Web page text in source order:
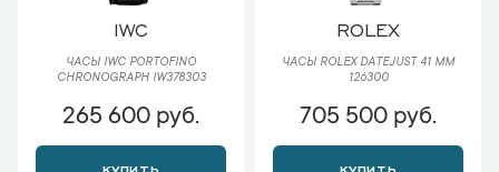
IWC
ЧАСЫ IWC PORTOFINO
CHRONOGRAPH IW378303
265 600 руб.
КУПИТЬ
ROLEX
ЧАСЫ ROLEX DATEJUST 41 ММ
126300
705 500 руб.
КУПИТЬ